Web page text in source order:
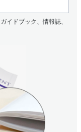
イドブック、情報誌、